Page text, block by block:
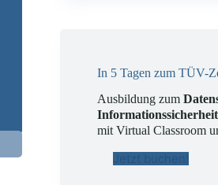
In 5 Tagen zum TÜV-
Ausbildung zum
mit Virtual Classroom
Jetzt buchen!